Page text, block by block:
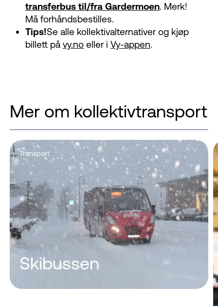
transferbus til/fra Gardermoen. Merk!
Må forhåndsbestilles.
Tips!Se alle kollektivalternativer og kjøp
billett på vy.no eller i Vy-appen.
Mer om kollektivtransport
Transport
Skibussen